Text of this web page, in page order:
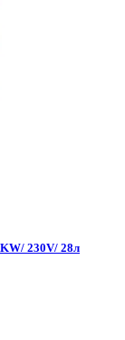
230V/ 28л